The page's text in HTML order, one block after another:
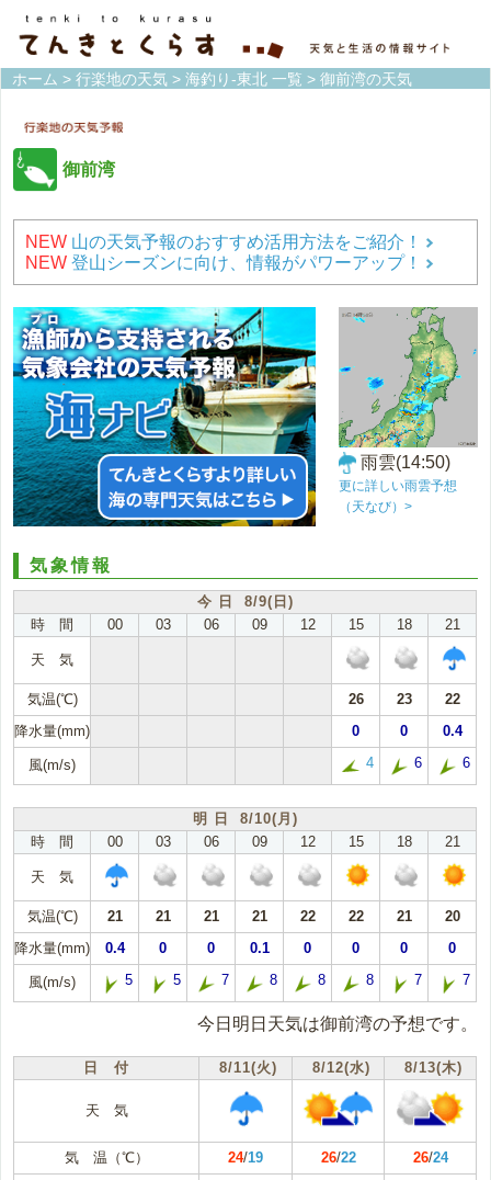
ホーム > 行楽地の天気 > 海釣り-東北 一覧 > 御前湾の天気
御前湾
NEW 山の天気予報のおすすめ活用方法をご紹介！
NEW 登山シーズンに向け、情報がパワーアップ！
雨雲(14:50)
更に詳しい雨雲予想
（天なび）>
気象情報
今 日 8/9(日)
時 間
00 03 06 09 12 15 18 21
天 気
気温(℃) 26 23
22
降水量(mm)
0 0 0.4
風(m/s) 4 6 6
明 日 8/10(月)
時 間
00 03 06 09 12 15 18 21
天 気
気温(℃) 21 21 21 21 22 22 21
20
降水量(mm)
0.4 0 0 0.1 0 0 0 0
風(m/s) 5 5 7 8 8 8 7 7
今日明日天気は御前湾の予想です。
日 付 8/11(火) 8/12(水) 8/13(木)
天 気
気 温（℃） 24/19 26/22 26/24